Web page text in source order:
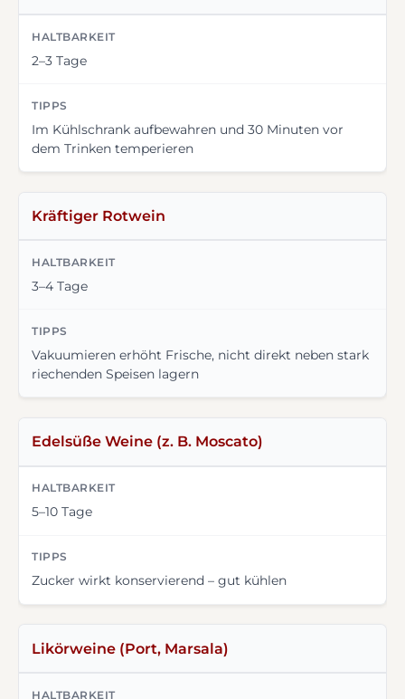
2–3 Tage
Im Kühlschrank aufbewahren und 30 Minuten vor
dem Trinken temperieren
Kräftiger Rotwein
3–4 Tage
Vakuumieren erhöht Frische, nicht direkt neben stark
riechenden Speisen lagern
Edelsüße Weine (z. B. Moscato)
5–10 Tage
Zucker wirkt konservierend – gut kühlen
Likörweine (Port, Marsala)